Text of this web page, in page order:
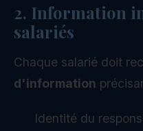
2. Information
salariés
Chaque salarié doit
d'information
Identité du